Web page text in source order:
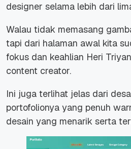
designer selama lebih dari
Walau tidak memasang
tapi dari halaman awal kita
fokus dan keahlian Heri
content creator.
Ini juga terlihat jelas dari
portofolionya yang penuh
desain yang menarik serta